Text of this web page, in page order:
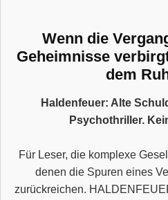
Wenn die
Geheimnisse
dem
Haldenfeuer: Alte
Psychothriller.
Für Leser, die komplexe
denen die Spuren eines
zurückreichen.